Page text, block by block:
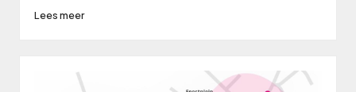
Lees meer